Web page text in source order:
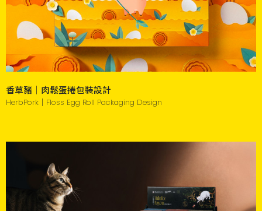
香草豬｜肉鬆蛋捲包裝設計
HerbPork｜Floss Egg Roll Packaging Design